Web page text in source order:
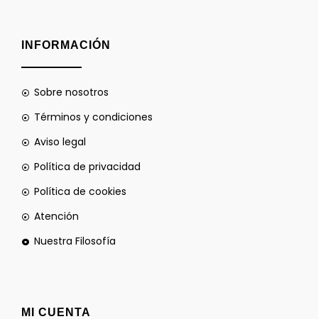
INFORMACIÓN
Sobre nosotros
Términos y condiciones
Aviso legal
Política de privacidad
Política de cookies
Atención
Nuestra Filosofía
MI CUENTA